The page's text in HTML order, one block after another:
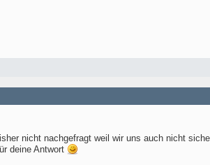
nicht nachgefragt weil wir uns auch nicht
deine Antwort